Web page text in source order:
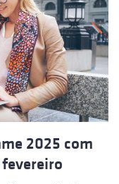
2025 com
fevereiro